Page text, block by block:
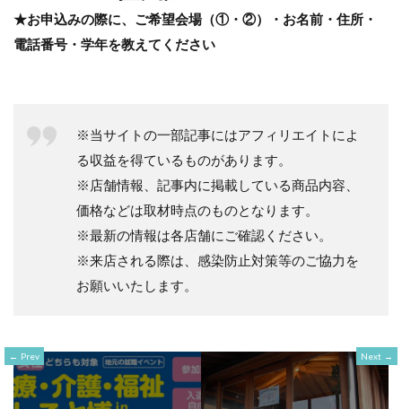
★お申込みの際に、ご希望会場（①・②）・お名前・住所・
電話番号・学年を教えてください
※当サイトの一部記事にはアフィリエイトによ
る収益を得ているものがあります。
※店舗情報、記事内に掲載している商品内容、
価格などは取材時点のものとなります。
※最新の情報は各店舗にご確認ください。
※来店される際は、感染防止対策等のご協力を
お願いいたします。
Prev Next